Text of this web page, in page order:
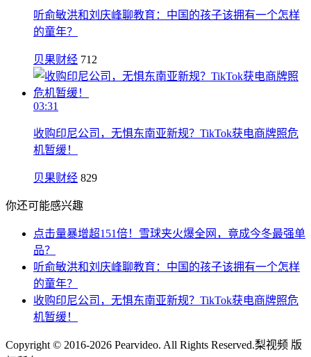
听俞敏洪和刘庆峰聊教育：中国的孩子该拥有一个怎样
的童年？
贝果财经 712
03:31
收购印尼公司，无惧东南亚新规？TikTok获电商牌照危
机暂缓！
贝果财经 829
你还可能感兴趣
点击量暴增超151倍！雪球夹火爆全网，竟成今冬最强单
品？
听俞敏洪和刘庆峰聊教育：中国的孩子该拥有一个怎样
的童年？
收购印尼公司，无惧东南亚新规？TikTok获电商牌照危
机暂缓！
Copyright © 2016-2026 Pearvideo. All Rights Reserved.梨视频 版